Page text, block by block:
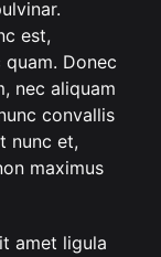
est,
Donec
nec aliquam
convallis
nunc et,
maximus
amet ligula